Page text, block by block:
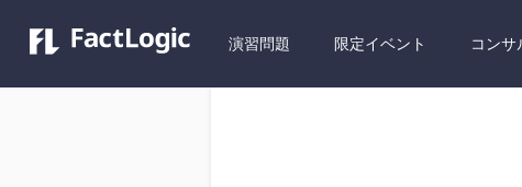
演習問題 限定イベント コンサ